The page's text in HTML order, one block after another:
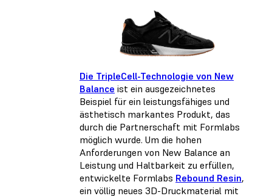
Die TripleCell-Technologie von New
Balance ist ein ausgezeichnetes
Beispiel für ein leistungsfähiges und
ästhetisch markantes Produkt, das
durch die Partnerschaft mit Formlabs
möglich wurde. Um die hohen
Anforderungen von New Balance an
Leistung und Haltbarkeit zu erfüllen,
entwickelte Formlabs Rebound Resin,
ein völlig neues 3D-Druckmaterial mit